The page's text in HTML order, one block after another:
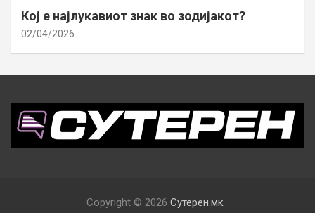
Кој е најлукавиот знак во зодијакот?
02/04/2026
Copyright © 2026 Сутерен.мк